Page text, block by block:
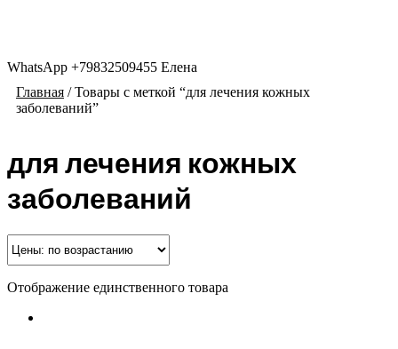
WhatsApp +79832509455 Елена
Главная /Товары с меткой “для лечения кожных
заболеваний”
для лечения кожных
заболеваний
Отображение единственного товара